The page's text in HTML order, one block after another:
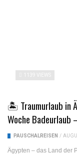
1139 VIEWS
🏝️ Traumurlaub in
Woche Badeurlaub
PAUSCHALREISEN /
Ägypten – das Land der